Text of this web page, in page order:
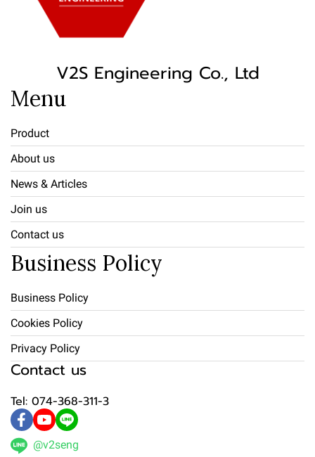
V2S Engineering Co., Ltd
Menu
Product
About us
News & Articles
Join us
Contact us
Business Policy
Business Policy
Cookies Policy
Privacy Policy
Contact us
Tel: 074-368-311-3
@v2seng